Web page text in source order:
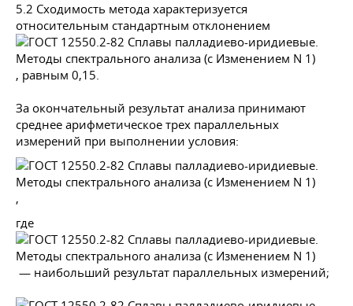
5.2 Сходимость метода характеризуется
относительным стандартным отклонением
, равным 0,15.
За окончательный результат анализа принимают
среднее арифметическое трех параллельных
измерений при выполнении условия:
,
где
— наибольший результат параллельных измерений;